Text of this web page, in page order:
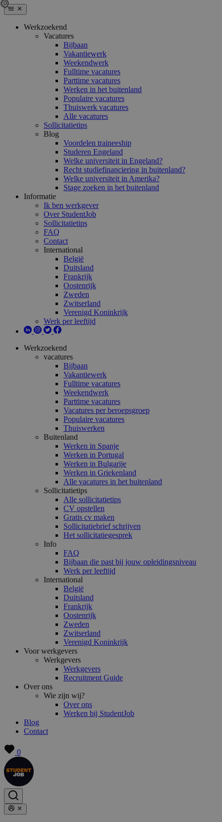
Werkzoekend
Vacatures
Bijbaan
Vakantiewerk
Weekendwerk
Fulltime vacatures
Parttime vacatures
Werken in het buitenland
Populaire vacatures
Thuiswerk vacatures
Alle vacatures
Sollicitatietips
Blog
Voordelen traineeship
Studeren Engeland
Welke universiteit in Engeland?
Recht studiefinanciering in buitenland?
Welke universiteit in Amerika?
Stage zoeken in het buitenland
Informatie
Ik ben werkgever
Over StudentJob
Sollicitatietips
FAQ
Contact
International
België
Duitsland
Frankrijk
Oostenrijk
Zweden
Zwitserland
Verenigd Koninkrijk
Werk per leeftijd
Werkzoekend
vacatures
Bijbaan
Vakantiewerk
Fulltime vacatures
Weekendwerk
Parttime vacatures
Vacatures per beroepsgroep
Populaire vacatures
Thuiswerken
Buitenland
Werken in Spanje
Werken in Portugal
Werken in Bulgarije
Werken in Griekenland
Alle vacatures in het buitenland
Sollicitatietips
Alle sollicitatietips
CV opstellen
Gratis cv maken
Sollicitatiebrief schrijven
Het sollicitatiegesprek
Info
FAQ
Bijbaan die past bij jouw opleidingsniveau
Werk per leeftijd
International
België
Duitsland
Frankrijk
Oostenrijk
Zweden
Zwitserland
Verenigd Koninkrijk
Voor werkgevers
Werkgevers
Werkgevers
Recruitment Guide
Over ons
Wie zijn wij?
Over ons
Werken bij StudentJob
Blog
Contact
0